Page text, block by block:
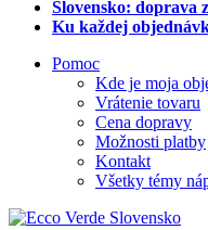
Slovensko: doprava
Ku každej
Pomoc
Kde je moja
Vrátenie tovaru
Cena dopravy
Možnosti platby
Kontakt
Všetky témy